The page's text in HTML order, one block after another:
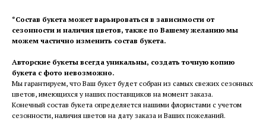
*Состав букета может варьироваться в зависимости от
сезонности и наличия цветов, также по Вашему желанию мы
можем частично изменить состав букета.
Авторские букеты всегда уникальны, создать точную копию
букета с фото невозможно.
Мы гарантируем, что Ваш букет будет собран из самых свежих сезонных
цветов, имеющихся у наших поставщиков на момент заказа.
Конечный состав букета определяется нашими флористами с учетом
сезонности, наличия цветов на дату заказа и Ваших пожеланий.